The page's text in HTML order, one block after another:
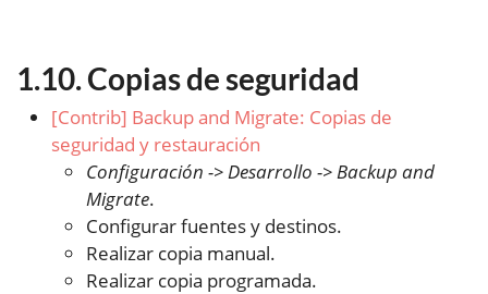
Copias de seguridad
[Contrib] Backup and Migrate: Copias de
seguridad y restauración
Configuración -> Desarrollo -> Backup and
Migrate.
Configurar fuentes y destinos.
Realizar copia manual.
Realizar copia programada.